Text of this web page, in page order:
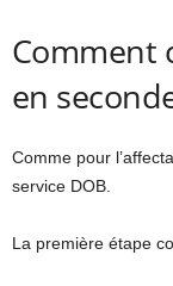
Comment
en
Comme pour
service DOB.
La première étape